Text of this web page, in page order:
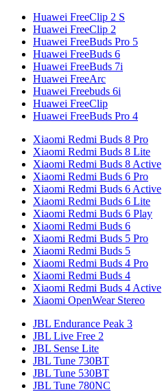
Huawei FreeClip 2 S
Huawei FreeClip 2
Huawei FreeBuds Pro 5
Huawei FreeBuds 6
Huawei FreeBuds 7i
Huawei FreeArc
Huawei Freebuds 6i
Huawei FreeClip
Huawei FreeBuds Pro 4
Xiaomi Redmi Buds 8 Pro
Xiaomi Redmi Buds 8 Lite
Xiaomi Redmi Buds 8 Active
Xiaomi Redmi Buds 6 Pro
Xiaomi Redmi Buds 6 Active
Xiaomi Redmi Buds 6 Lite
Xiaomi Redmi Buds 6 Play
Xiaomi Redmi Buds 6
Xiaomi Redmi Buds 5 Pro
Xiaomi Redmi Buds 5
Xiaomi Redmi Buds 4 Pro
Xiaomi Redmi Buds 4
Xiaomi Redmi Buds 4 Active
Xiaomi OpenWear Stereo
JBL Endurance Peak 3
JBL Live Free 2
JBL Sense Lite
JBL Tune 730BT
JBL Tune 530BT
JBL Tune 780NC